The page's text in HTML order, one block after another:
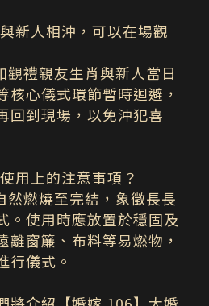
新人相沖，可以在場觀
觀禮親友生肖與新人當日
核心儀式環節暫時迴避，
回到現場，以免沖犯喜
用上的注意事項？
然燃燒至完結，象徵長長
。使用時應放置於穩固及
離窗簾、布料等易燃物，
行儀式。